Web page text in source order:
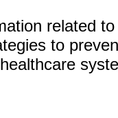
related
to